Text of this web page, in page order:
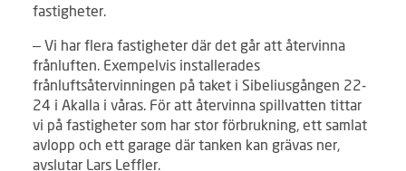
fastigheter.
– Vi har flera fastigheter där det går att återvinna
frånluften. Exempelvis installerades
frånluftsåtervinningen på taket i Sibeliusgången 22-
24 i Akalla i våras. För att återvinna spillvatten tittar
vi på fastigheter som har stor förbrukning, ett samlat
avlopp och ett garage där tanken kan grävas ner,
avslutar Lars Leffler.